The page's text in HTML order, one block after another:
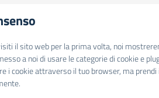
il sito web per la prima volta, noi
a noi di usare le categorie di cookie e
i cookie attraverso il tuo browser, ma